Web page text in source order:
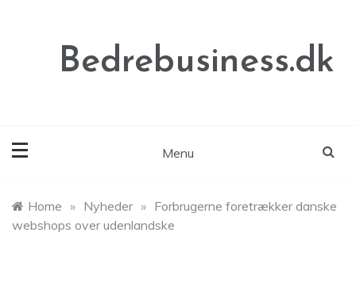
Bedrebusiness.dk
Menu
Home » Nyheder » Forbrugerne foretrækker danske
webshops over udenlandske